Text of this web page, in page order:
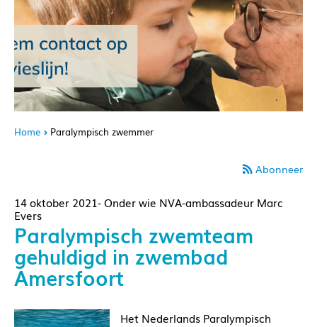
Home Paralympisch zwemmer
Abonneer
14 oktober 2021- Onder wie NVA-ambassadeur Marc
Evers
Paralympisch zwemteam
gehuldigd in zwembad
Amersfoort
Het Nederlands Paralympisch